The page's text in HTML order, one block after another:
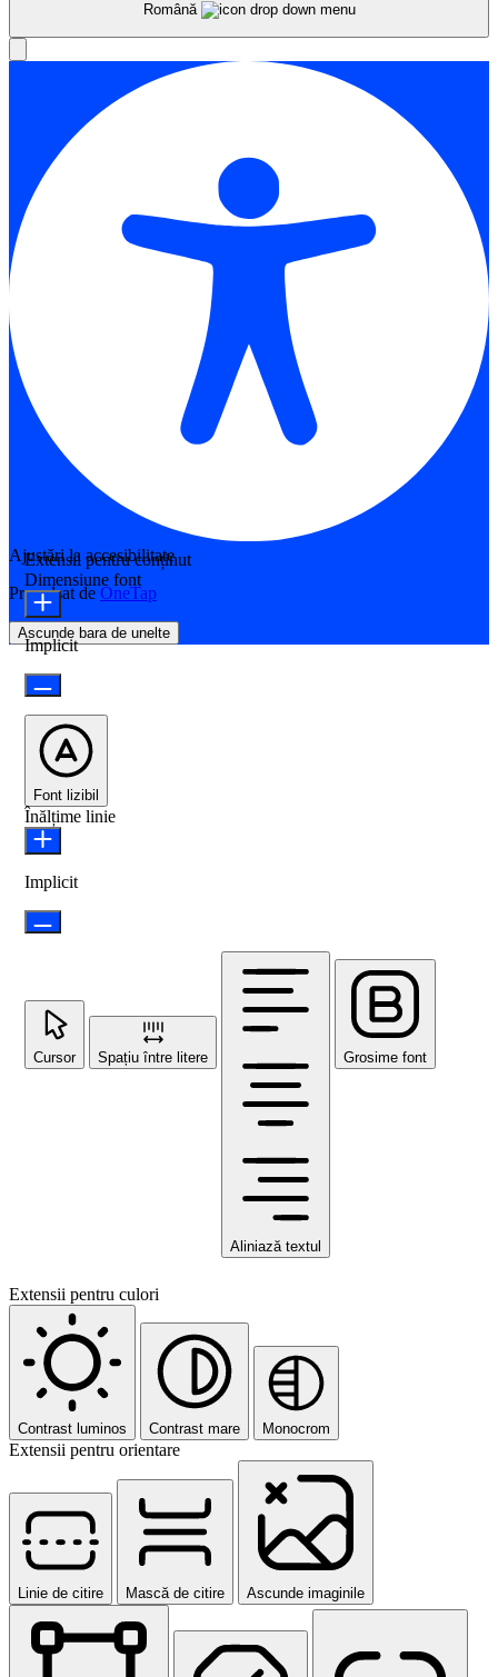
Română
Ajustări la accesibilitate
Propulsat de OneTap
Ascunde bara de unelte
Extensii pentru conținut
Dimensiune font
Implicit
Font lizibil
Înălțime linie
Implicit
Cursor Spațiu între litere
Aliniază textul
Grosime font
Extensii pentru culori
Contrast luminos Contrast mare Monocrom
Extensii pentru orientare
Linie de citire Mască de citire Ascunde imaginile